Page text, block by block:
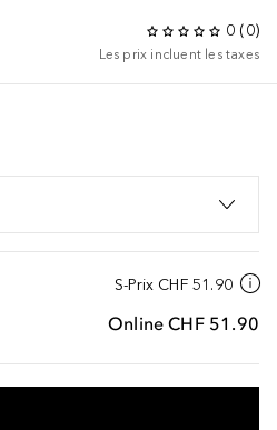
0 (0)
Les prix incluent les taxes
S-Prix CHF 51.90
Online CHF 51.90